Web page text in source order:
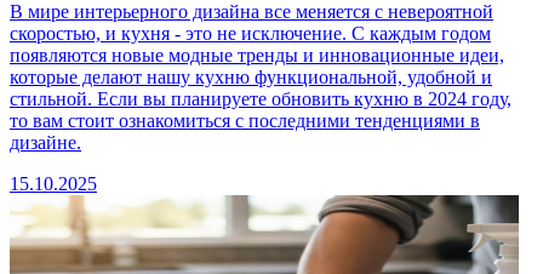
В мире интерьерного дизайна все меняется с невероятной
скоростью, и кухня - это не исключение. С каждым годом
появляются новые модные тренды и инновационные идеи,
которые делают нашу кухню функциональной, удобной и
стильной. Если вы планируете обновить кухню в 2024 году,
то вам стоит ознакомиться с последними тенденциями в
дизайне.
15.10.2025